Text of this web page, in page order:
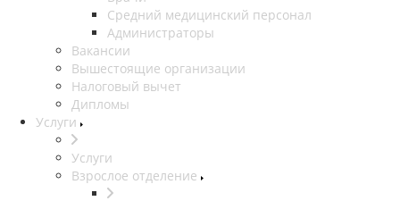
Средний медицинский персонал
Администраторы
Вакансии
Вышестоящие организации
Налоговый вычет
Дипломы
Услуги
Услуги
Взрослое отделение